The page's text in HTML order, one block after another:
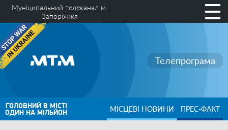
Муніципальний телеканал м.
Запоріжжя
Телепрограма
ГОЛОВНИЙ В МІСТІ
ОДИН НА МІЛЬЙОН МІСЦЕВІ НОВИНИ ПРЕС-ФАКТ